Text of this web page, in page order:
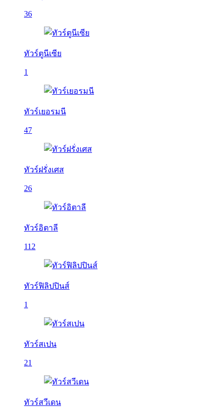
36
ทัวร์ตูนีเซีย
1
ทัวร์เยอรมนี
47
ทัวร์ฝรั่งเศส
26
ทัวร์อิตาลี
112
ทัวร์ฟิลิปปินส์
1
ทัวร์สเปน
21
ทัวร์สวีเดน